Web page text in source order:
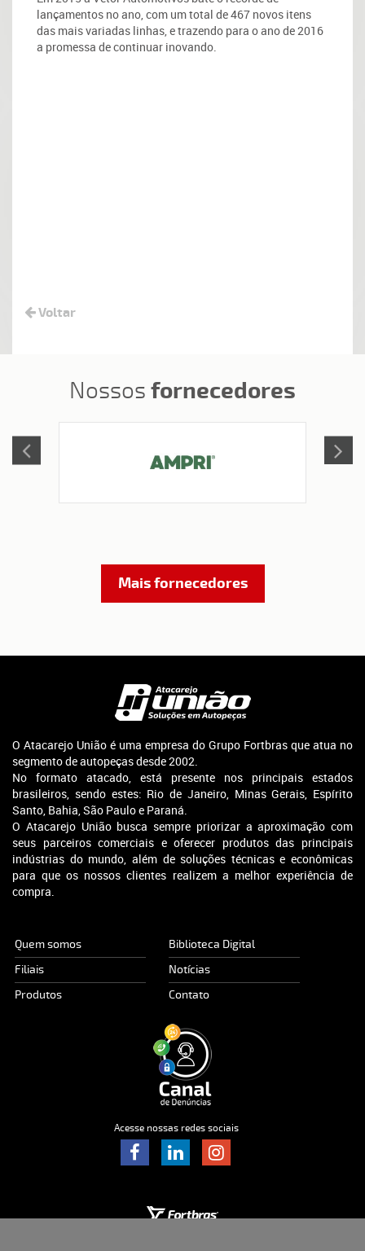
lançamentos no ano, com um total de 467 novos itens
das mais variadas linhas, e trazendo para o ano de 2016
a promessa de continuar inovando.
Voltar
Nossos fornecedores
Mais fornecedores
O Atacarejo União é uma empresa do Grupo Fortbras que atua no
segmento de autopeças desde 2002.
No formato atacado, está presente nos principais estados
brasileiros, sendo estes: Rio de Janeiro, Minas Gerais, Espírito
Santo, Bahia, São Paulo e Paraná.
O Atacarejo União busca sempre priorizar a aproximação com
seus parceiros comerciais e oferecer produtos das principais
indústrias do mundo, além de soluções técnicas e econômicas
para que os nossos clientes realizem a melhor experiência de
compra.
Quem somos
Filiais
Produtos
Biblioteca Digital
Notícias
Contato
Acesse nossas redes sociais